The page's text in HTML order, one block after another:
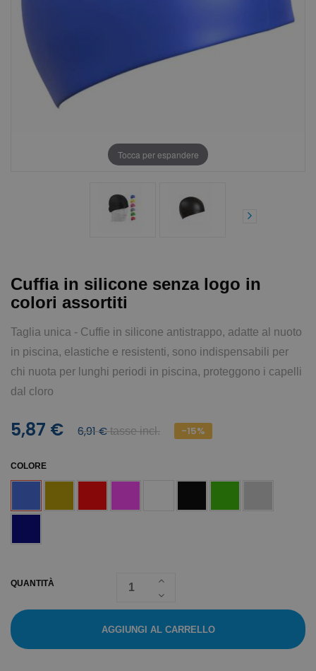
Tocca per espandere
Cuffia in silicone senza logo in
colori assortiti
Taglia unica - Cuffie in silicone antistrappo, adatte al nuoto
in piscina, elastiche e resistenti, sono indispensabili per
chi nuota per lunghi periodi in piscina, proteggono i capelli
dal cloro
5,87 € 6,91 €tasse incl. -15%
COLORE
QUANTITÀ
AGGIUNGI AL CARRELLO